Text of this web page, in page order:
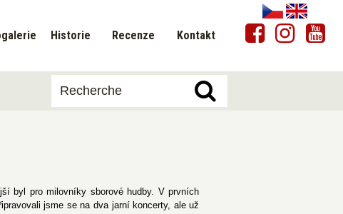
Historie Recenze Kontakt
byl pro milovníky sborové hudby. V prvních
jsme se na dva jarní koncerty, ale už